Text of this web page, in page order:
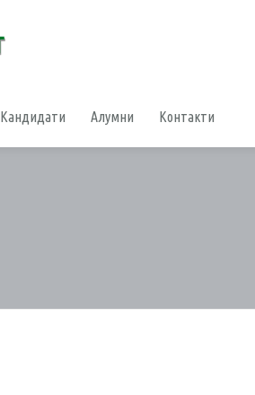
Кандидати Алумни Контакти